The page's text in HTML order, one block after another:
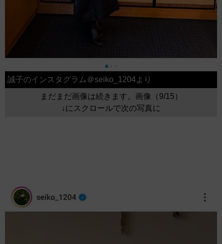
誠子のインスタグラム＠seiko_1204より
まだまだ画像は続きます。画像（9/15）
↓にスクロールで次の写真に